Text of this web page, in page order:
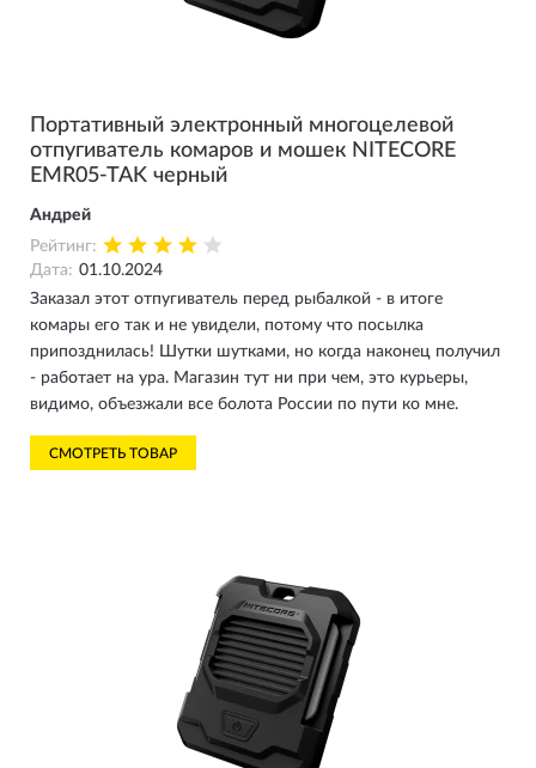
Портативный электронный многоцелевой
отпугиватель комаров и мошек NITECORE
EMR05-TAK черный
Андрей
Рейтинг:
Дата: 01.10.2024
Заказал этот отпугиватель перед рыбалкой - в итоге
комары его так и не увидели, потому что посылка
припозднилась! Шутки шутками, но когда наконец получил
- работает на ура. Магазин тут ни при чем, это курьеры,
видимо, объезжали все болота России по пути ко мне.
СМОТРЕТЬ ТОВАР